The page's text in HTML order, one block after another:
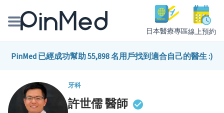
日本醫療專區線上預約
線上預約醫師、院所
醫師專欄專訪
健康主題館
PinMed 已經成功幫助 55,898 名用戶找到適合自己的醫生 :)
牙科
許世儒醫師